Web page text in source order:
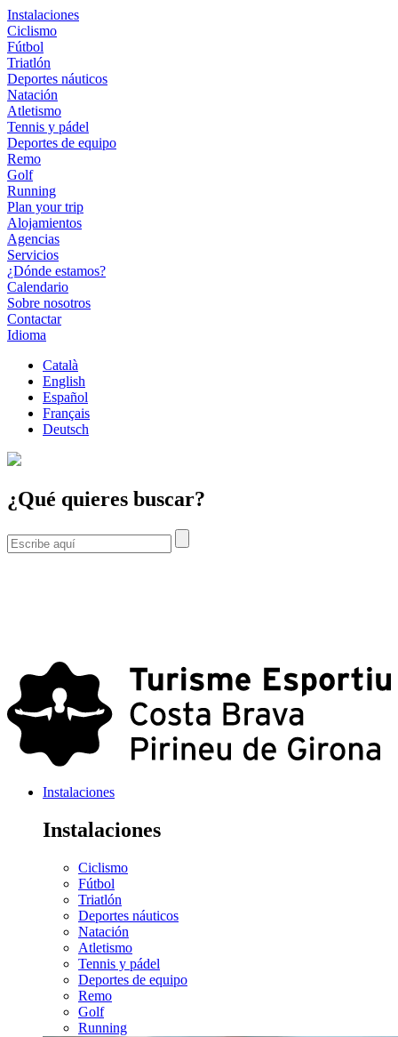
Instalaciones
Ciclismo
Fútbol
Triatlón
Deportes náuticos
Natación
Atletismo
Tennis y pádel
Deportes de equipo
Remo
Golf
Running
Plan your trip
Alojamientos
Agencias
Servicios
¿Dónde estamos?
Calendario
Sobre nosotros
Contactar
Idioma
Català
English
Español
Français
Deutsch
¿Qué quieres buscar?
Instalaciones
Instalaciones
Ciclismo
Fútbol
Triatlón
Deportes náuticos
Natación
Atletismo
Tennis y pádel
Deportes de equipo
Remo
Golf
Running